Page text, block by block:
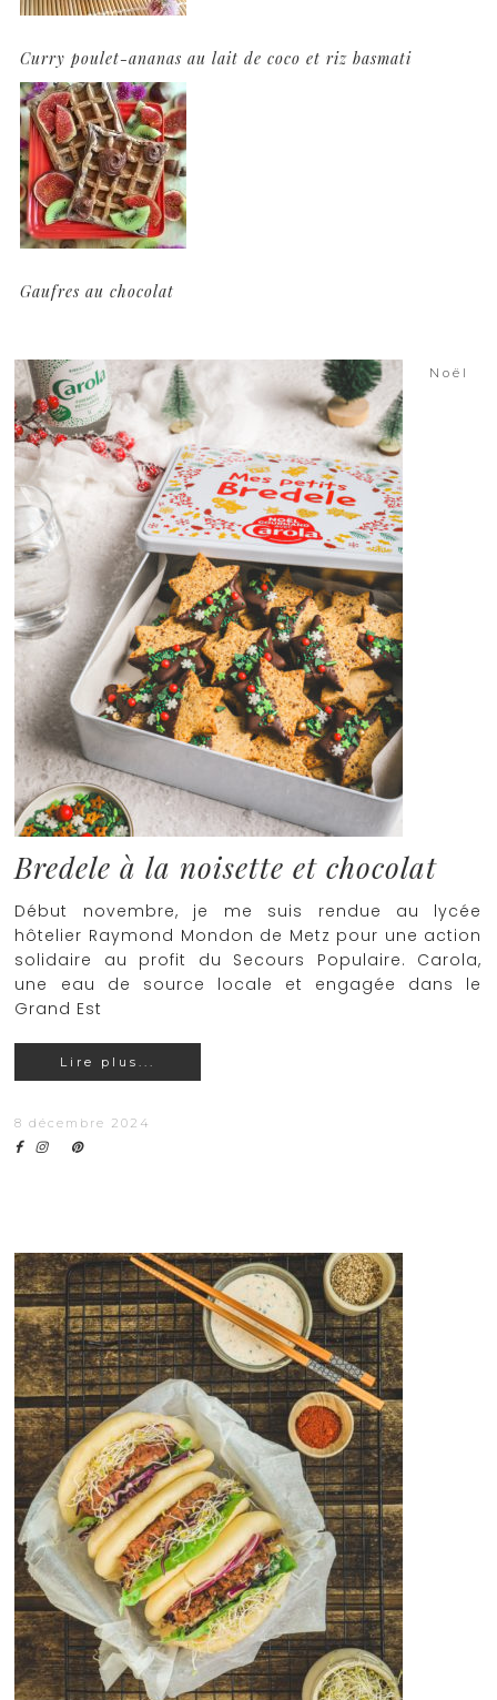
Curry poulet-ananas au lait de coco et riz basmati
Gaufres au chocolat
Noël
Bredele à la noisette et chocolat
Début novembre, je me suis rendue au lycée
hôtelier Raymond Mondon de Metz pour une action
solidaire au profit du Secours Populaire. Carola,
une eau de source locale et engagée dans le
Grand Est
Lire plus...
8 décembre 2024